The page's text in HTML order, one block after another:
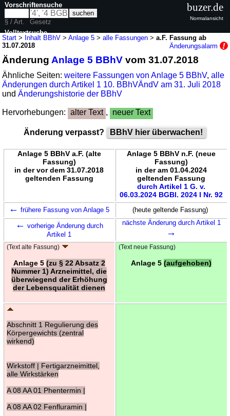
Start > Inhalt BBhV >Anlage 5 >alle Fassungen >a.F. Fassung ab
31.07.2018
Änderungsalarm
Änderung Anlage 5 BBhV vom 31.07.2018
Ähnliche Seiten:weitere Fassungen von Anlage 5 BBhV,alle
Änderungen durch Artikel 1 10. BBhVÄndV am 31. Juli 2018
undÄnderungshistorie der BBhV
Hervorhebungen: alter Text , neuer Text
Änderung verpasst? BBhV hier überwachen!
Anlage 5 BBhV a.F. (alte
Fassung)
in der vor dem 31.07.2018
geltenden Fassung
Anlage 5 BBhV n.F. (neue
Fassung)
in der am 01.04.2024
geltenden Fassung
durch Artikel 1 G. v.
06.03.2024 BGBl. 2024 I Nr. 92
← frühere Fassung von Anlage 5 (heute geltende Fassung)
← vorherige Änderung durch
Artikel 1
nächste Änderung durch Artikel 1
→
(Text alte Fassung)
Anlage 5 (zu § 22 Absatz 2
Nummer 1) Arzneimittel, die
überwiegend der Erhöhung
der Lebensqualität dienen
(Text neue Fassung)
Anlage 5 (aufgehoben)
Abschnitt 1 Regulierung des
Körpergewichts (zentral
wirkend)
Wirkstoff | Fertigarzneimittel,
alle Wirkstärken
A 08 AA 01 Phentermin |
A 08 AA 02 Fenfluramin |
Vorschriftensuche
§ / Art.
Gesetz
Volltextsuche
buzer.de
Normalansicht